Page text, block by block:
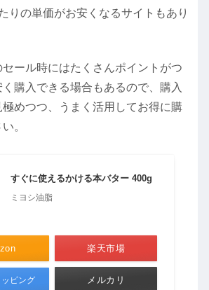
りの単価がお安くなるサイトもあり
セール時にはたくさんポイントがつ
購入できる場合もあるので、購入
めつつ、うまく活用してお得に購
。
すぐに使えるかける本バター 400g
ミヨシ油脂
楽天市場
ピング メルカリ